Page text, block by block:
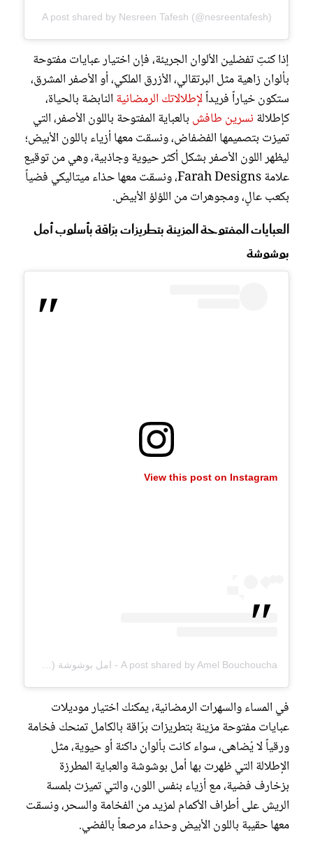
A post shared by Nesreen Tafesh (@nesreentafesh)
إذا كنتِ تفضلين الألوان الجريئة، فإن اختيار عبايات مفتوحة
بألوان زاهية مثل البرتقالي، الأزرق الملكي، أو الأصفر المشرق،
ستكون خياراً فريداًلإطلالاتك الرمضانية النابضة بالحياة،
كإطلالة نسرين طافش بالعباية المفتوحة باللون الأصفر، التي
تميزت بتصميمها الفضفاض، ونسقت معها أزياء باللون الأبيض؛
ليظهر اللون الأصفر بشكل أكثر حيوية وجاذبية، وهي من توقيع
علامة Farah Designs، ونسقت معها حذاء ميتاليكي فضياً
بكعب عالٍ، ومجوهرات من اللؤلؤ الأبيض.
العبايات المفتوحة المزينة بتطريزات برّاقة بأسلوب أمل
بوشوشة
View this post on Instagram
في المساء والسهرات الرمضانية، يمكنك اختيار موديلات
عبايات مفتوحة مزينة بتطريزات برّاقة بالكامل تمنحك فخامة
ورقياً لا يُضاهى، سواء كانت بألوان داكنة أو حيوية، مثل
الإطلالة التي ظهرت بها أمل بوشوشة والعباية المطرزة
بزخارف فضية، مع أزياء بنفس اللون، والتي تميزت بلمسة
الريش على أطراف الأكمام لمزيد من الفخامة والسحر، ونسقت
معها حقيبة باللون الأبيض وحذاء مرصعاً بالفضي.